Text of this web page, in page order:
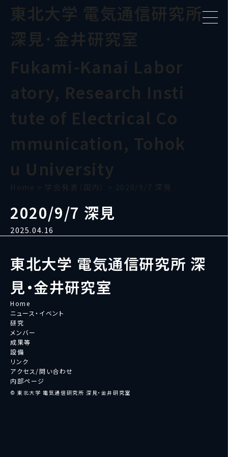
東北大学 電気通信研究所
深見･金井研究室
Fukami-Kanai Labor
atory, Research Insti
tute of Electrical Co
mmunication, Tohok
u University
Home > 学会発表（国内） > 2020/9/7 深見
2020/9/7 深見
2025.04.16
東北大学 電気通信研究所 深
見・金井研究室
Home
ニュース・イベント
研究
メンバー
成果等
設備
リンク
アクセス/問い合わせ
内部ページ
© 東北大学 電気通信研究所 深見・金井研究室